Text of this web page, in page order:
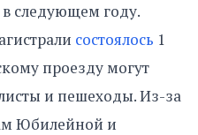
в следующем году.
состоялось 1
проезду могут
и пешеходы. Из-за
Юбилейной и